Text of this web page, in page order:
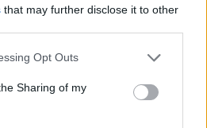
that may further disclose it to other
app uses one or more Google
behaviour. You may click to
and its third-party tags to
purposes in below Google
Opt Outs
Sharing of my
Επιτροπή και νέο Διοικητικό
Γιαγλής